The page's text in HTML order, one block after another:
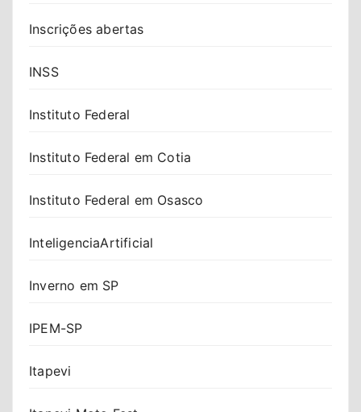
Inscrições abertas
INSS
Instituto Federal
Instituto Federal em Cotia
Instituto Federal em Osasco
InteligenciaArtificial
Inverno em SP
IPEM-SP
Itapevi